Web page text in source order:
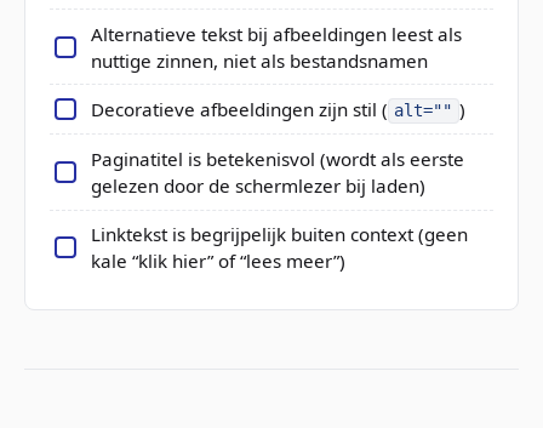
Alternatieve tekst bij afbeeldingen leest als
nuttige zinnen, niet als bestandsnamen
Decoratieve afbeeldingen zijn stil ( alt="" )
Paginatitel is betekenisvol (wordt als eerste
gelezen door de schermlezer bij laden)
Linktekst is begrijpelijk buiten context (geen
kale “klik hier” of “lees meer”)